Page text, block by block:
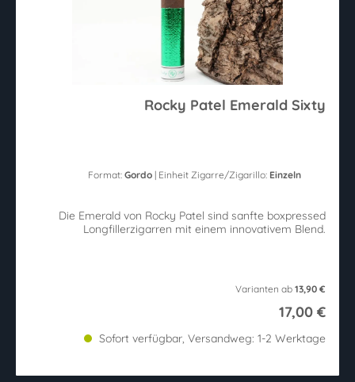
Rocky Patel Emerald Sixty
Format:Gordo | Einheit Zigarre/Zigarillo: Einzeln
Die Emerald von Rocky Patel sind sanfte boxpressed
Longfillerzigarren mit einem innovativem Blend.
Varianten ab 13,90 €
17,00 €
Sofort verfügbar, Versandweg: 1-2 Werktage